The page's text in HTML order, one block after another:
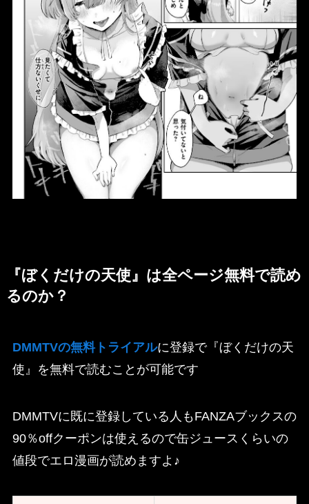
『ぼくだけの天使』は全ページ無料で読め
るのか？
DMMTVの無料トライアルに登録で『ぼくだけの天
使』を無料で読むことが可能です
DMMTVに既に登録している人もFANZAブックスの
90％offクーポンは使えるので缶ジュースくらいの
値段でエロ漫画が読めますよ♪